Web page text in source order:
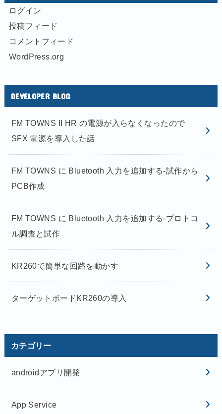
ログイン
投稿フィード
コメントフィード
WordPress.org
DEVELOPER BLOG
FM TOWNS II HR の電源が入らなくなったので
SFX 電源を導入した話
FM TOWNS に Bluetooth 入力を追加する-試作から
PCB作成
FM TOWNS に Bluetooth 入力を追加する-プロトコ
ル調査と試作
KR260で簡単な回路を動かす
ターゲットボードKR260の導入
カテゴリー
androidアプリ開発
App Service